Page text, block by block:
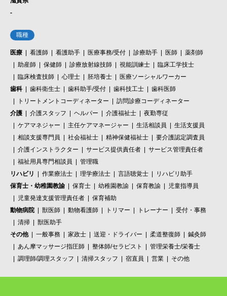
-
職種
医療 看護師 看護助手 医療事務/受付 診療助手 医師
薬剤師
助産師
保健師 診療放射線技師 視能訓練士
臨床工学技士
臨床検査技師
心理士 胚培養士
医療ソーシャルワーカー
歯科
歯科衛生士 歯科助手/受付 歯科技工士
歯科医師
トリートメントコーディネーター
訪問診療コーディネーター
介護
介護スタッフ ヘルパー 介護福祉士
夜勤専従
ケアマネジャー
主任ケアマネージャー 生活相談員
生活支援員
相談支援専門員
社会福祉士 精神保健福祉士
要介護認定調査員
介護インストラクター
サービス提供責任者
サービス管理責任者
福祉用具専門相談員
管理職
リハビリ
作業療法士 理学療法士 言語聴覚士
リハビリ助手
保育士・幼稚園教諭
保育士 幼稚園教諭 保育教諭
児童指導員
児童発達支援管理責任者
保育補助
動物病院
獣医師 動物看護師 トリマー トレーナー
受付・事務
清掃
獣医助手
その他
一般事務 家政士 送迎・ドライバー 柔道整復師
鍼灸師
あん摩マッサージ指圧師
整体師/セラピスト
管理栄養士/栄養士
調理師/調理スタッフ
清掃スタッフ 宿直員 営業 その他